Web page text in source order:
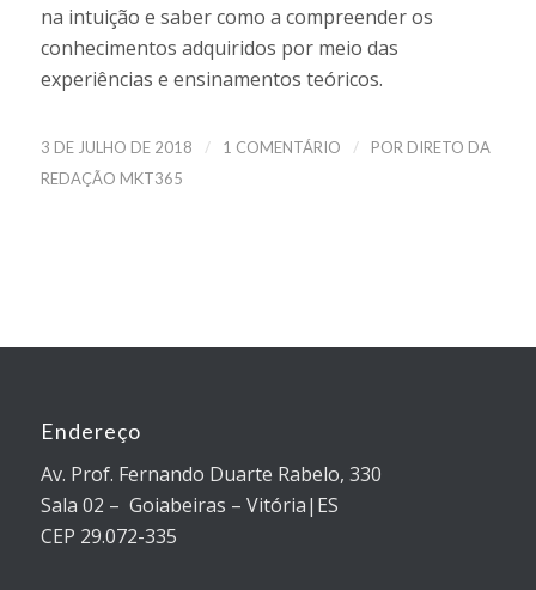
na intuição e saber como a compreender os
conhecimentos adquiridos por meio das
experiências e ensinamentos teóricos.
3 DE JULHO DE 2018 / 1 COMENTÁRIO / POR DIRETO DA
REDAÇÃO MKT365
Endereço
Av. Prof. Fernando Duarte Rabelo, 330
Sala 02 – Goiabeiras – Vitória|ES
CEP 29.072-335